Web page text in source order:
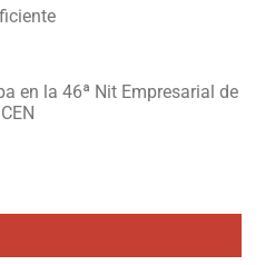
en la 46ª Nit Empresarial de